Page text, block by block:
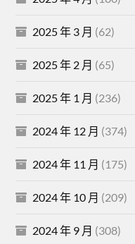
2025 年 3 月 (62)
2025 年 2 月 (65)
2025 年 1 月 (236)
2024 年 12 月 (374)
2024 年 11 月 (175)
2024 年 10 月 (209)
2024 年 9 月 (308)